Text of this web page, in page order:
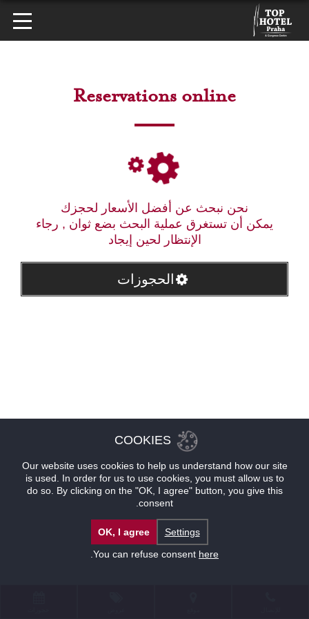
Reservations online
نحن نبحث عن أفضل الأسعار لحجزك
يمكن أن تستغرق عملية البحث بضع ثوان , رجاء
الإنتظار لحين إيجاد
الحجوزات
COOKIES
Our website uses cookies to help us understand how our site
is used. In order for us to use cookies, you must allow us to
do so. By clicking on the "OK, I agree" button, you give this
consent.
Settings
OK, I agree
You can refuse consent here
.